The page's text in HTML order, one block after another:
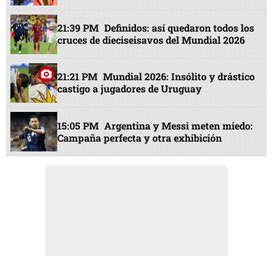
21:39 PM Definidos: así quedaron todos los
cruces de dieciseisavos del Mundial 2026
21:21 PM Mundial 2026: Insólito y drástico
castigo a jugadores de Uruguay
15:05 PM Argentina y Messi meten miedo:
Campaña perfecta y otra exhibición